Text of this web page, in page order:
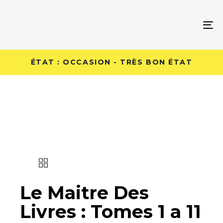
Skip
to
ÉTAT : OCCASION - TRÈS BON ÉTAT
Le Maitre Des
Livres : Tomes 1 a 11